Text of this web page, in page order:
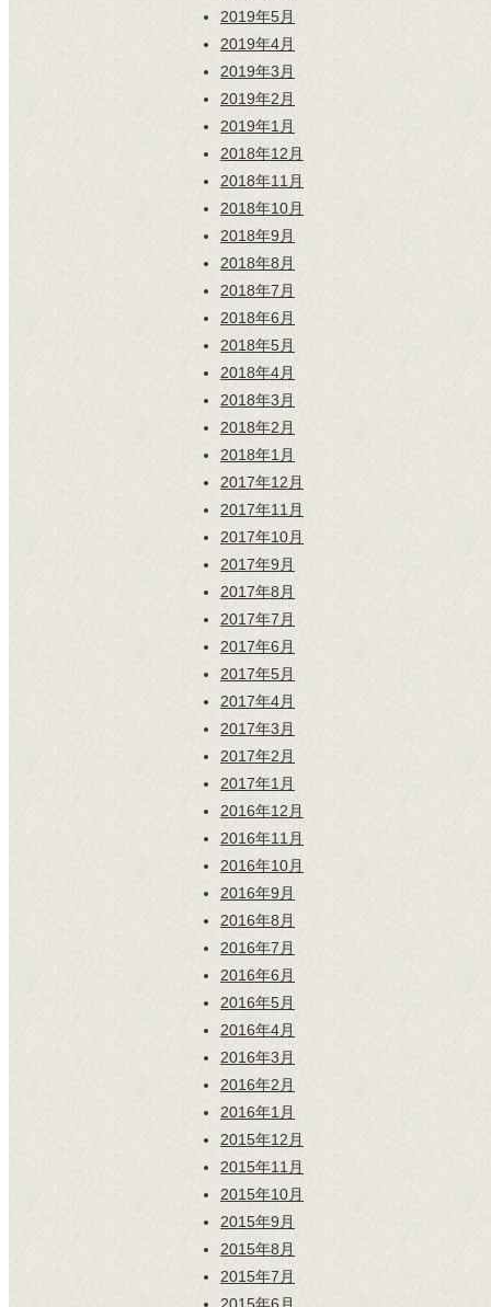
2019年5月
2019年4月
2019年3月
2019年2月
2019年1月
2018年12月
2018年11月
2018年10月
2018年9月
2018年8月
2018年7月
2018年6月
2018年5月
2018年4月
2018年3月
2018年2月
2018年1月
2017年12月
2017年11月
2017年10月
2017年9月
2017年8月
2017年7月
2017年6月
2017年5月
2017年4月
2017年3月
2017年2月
2017年1月
2016年12月
2016年11月
2016年10月
2016年9月
2016年8月
2016年7月
2016年6月
2016年5月
2016年4月
2016年3月
2016年2月
2016年1月
2015年12月
2015年11月
2015年10月
2015年9月
2015年8月
2015年7月